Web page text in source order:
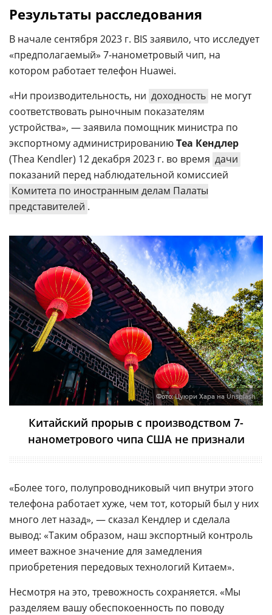
Результаты расследования
В начале сентября 2023 г. BIS заявило, что исследует
«предполагаемый» 7-нанометровый чип, на
котором работает телефон Huawei.
«Ни производительность, ни доходность не могут
соответствовать рыночным показателям
устройства», — заявила помощник министра по
экспортному администрированиюТеа Кендлер
(Thea Kendler) 12 декабря 2023 г. во время дачи
показаний перед наблюдательной комиссией
Комитета по иностранным делам Палаты
представителей .
Фото:Цуюри Хара на Unsplash
Китайский прорыв с производством 7-
нанометрового чипа США не признали
«Более того, полупроводниковый чип внутри этого
телефона работает хуже, чем тот, который был у них
много лет назад», — сказал Кендлер и сделала
вывод: «Таким образом, наш экспортный контроль
имеет важное значение для замедления
приобретения передовых технологий Китаем».
Несмотря на это, тревожность сохраняется. «Мы
разделяем вашу обеспокоенность по поводу